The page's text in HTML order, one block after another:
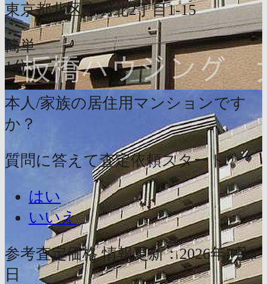
東京都北区赤羽北2丁目1-15
簡単
1分
本人/家族の居住用マンションです
か？
質問に答えて査定依頼スタート
はい
いいえ
参考査定価格 情報更新：2026年7月5
日